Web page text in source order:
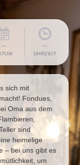
– –
UHRZEIT
sich mit
Fondues,
Oma aus dem
sind
heimelige
– bei uns gibt es
um